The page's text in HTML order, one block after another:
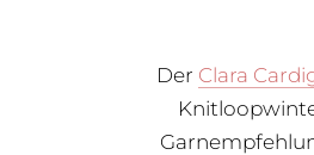
Der Clara